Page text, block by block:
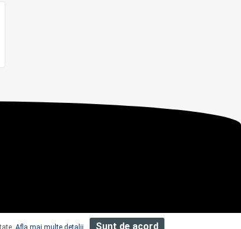
Afla mai multe detalii Sunt de acord